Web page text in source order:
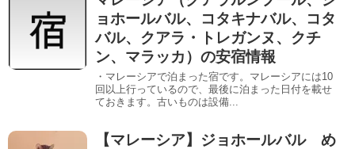
ョホールバル、コタキナバル、コタ
バル、クアラ・トレガンヌ、クチ
ン、マラッカ）の安宿情報
・マレーシアで泊まった宿です。マレーシアには10
回以上行っているので、最後に泊まった日付を載せ
ておきます。古いものは設備...
【マレーシア】ジョホールバル め